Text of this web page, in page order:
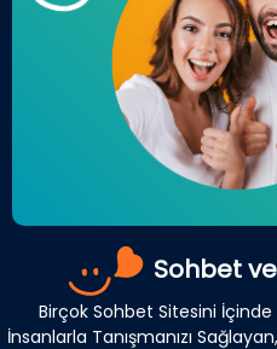
Sohbet
Birçok Sohbet Sitesini İçinde
İnsanlarla Tanışmanızı